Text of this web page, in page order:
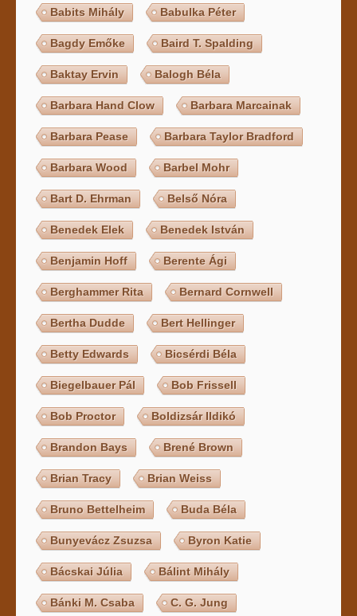
Babits Mihály Babulka Péter
Bagdy Emőke Baird T. Spalding
Baktay Ervin Balogh Béla
Barbara Hand Clow Barbara Marcainak
Barbara Pease Barbara Taylor Bradford
Barbara Wood Barbel Mohr
Bart D. Ehrman Belső Nóra
Benedek Elek Benedek István
Benjamin Hoff Berente Ági
Berghammer Rita Bernard Cornwell
Bertha Dudde Bert Hellinger
Betty Edwards Bicsérdi Béla
Biegelbauer Pál Bob Frissell
Bob Proctor Boldizsár Ildikó
Brandon Bays Brené Brown
Brian Tracy Brian Weiss
Bruno Bettelheim Buda Béla
Bunyevácz Zsuzsa Byron Katie
Bácskai Júlia Bálint Mihály
Bánki M. Csaba C. G. Jung